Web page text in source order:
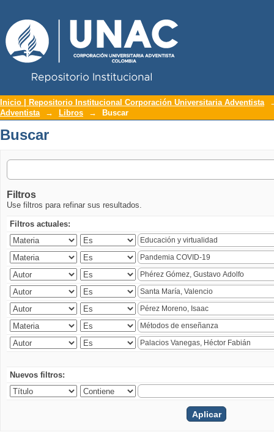
Buscar
Inicio | Repositorio Institucional Corporación Universitaria Adventista
Adventista
→ Libros → Buscar
Buscar
Filtros
Use filtros para refinar sus resultados.
Filtros actuales:
Nuevos filtros: